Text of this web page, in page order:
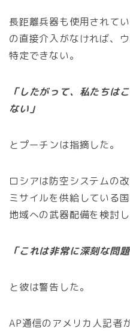
長距離兵器も使用されて
の直接介入がなければ、
特定できない。
「したがって、私たちは
ない」
とプーチンは指摘した。
ロシアは防空システムの
ミサイルを供給している
地域への武器配備を検討し
「これは非常に深刻な問
と彼は警告した。
AP通信のアメリカ人記者